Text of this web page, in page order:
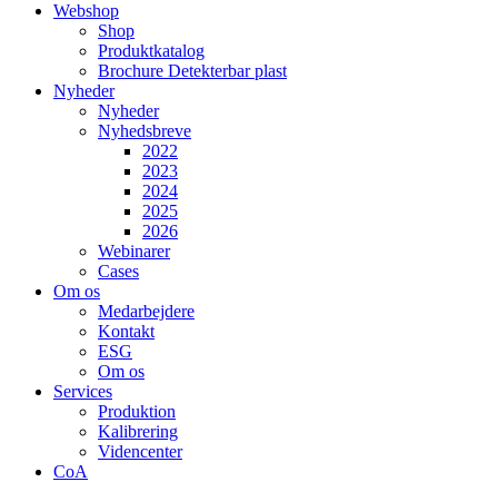
Webshop
Shop
Produktkatalog
Brochure Detekterbar plast
Nyheder
Nyheder
Nyhedsbreve
2022
2023
2024
2025
2026
Webinarer
Cases
Om os
Medarbejdere
Kontakt
ESG
Om os
Services
Produktion
Kalibrering
Videncenter
CoA